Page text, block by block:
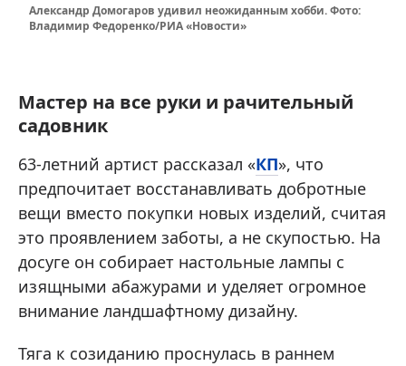
Александр Домогаров удивил неожиданным хобби. Фото:
Владимир Федоренко/РИА «Новости»
Мастер на все руки и рачительный
садовник
63-летний артист рассказал «КП», что
предпочитает восстанавливать добротные
вещи вместо покупки новых изделий, считая
это проявлением заботы, а не скупостью. На
досуге он собирает настольные лампы с
изящными абажурами и уделяет огромное
внимание ландшафтному дизайну.
Тяга к созиданию проснулась в раннем